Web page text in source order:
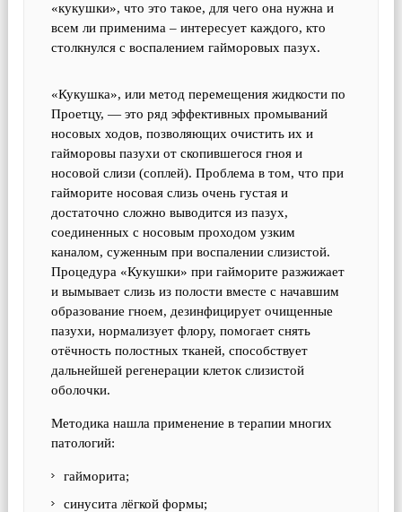
«кукушки», что это такое, для чего она нужна и
всем ли применима – интересует каждого, кто
столкнулся с воспалением гайморовых пазух.
«Кукушка», или метод перемещения жидкости по
Проетцу, — это ряд эффективных промываний
носовых ходов, позволяющих очистить их и
гайморовы пазухи от скопившегося гноя и
носовой слизи (соплей). Проблема в том, что при
гайморите носовая слизь очень густая и
достаточно сложно выводится из пазух,
соединенных с носовым проходом узким
каналом, суженным при воспалении слизистой.
Процедура «Кукушки» при гайморите разжижает
и вымывает слизь из полости вместе с начавшим
образование гноем, дезинфицирует очищенные
пазухи, нормализует флору, помогает снять
отёчность полостных тканей, способствует
дальнейшей регенерации клеток слизистой
оболочки.
Методика нашла применение в терапии многих
патологий:
гайморита;
синусита лёгкой формы;